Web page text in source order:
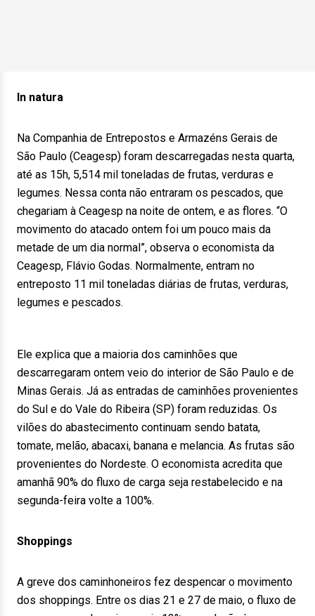
In natura
Na Companhia de Entrepostos e Armazéns Gerais de
São Paulo (Ceagesp) foram descarregadas nesta quarta,
até as 15h, 5,514 mil toneladas de frutas, verduras e
legumes. Nessa conta não entraram os pescados, que
chegariam à Ceagesp na noite de ontem, e as flores. “O
movimento do atacado ontem foi um pouco mais da
metade de um dia normal”, observa o economista da
Ceagesp, Flávio Godas. Normalmente, entram no
entreposto 11 mil toneladas diárias de frutas, verduras,
legumes e pescados.
Ele explica que a maioria dos caminhões que
descarregaram ontem veio do interior de São Paulo e de
Minas Gerais. Já as entradas de caminhões provenientes
do Sul e do Vale do Ribeira (SP) foram reduzidas. Os
vilões do abastecimento continuam sendo batata,
tomate, melão, abacaxi, banana e melancia. As frutas são
provenientes do Nordeste. O economista acredita que
amanhã 90% do fluxo de carga seja restabelecido e na
segunda-feira volte a 100%.
Shoppings
A greve dos caminhoneiros fez despencar o movimento
dos shoppings. Entre os dias 21 e 27 de maio, o fluxo de